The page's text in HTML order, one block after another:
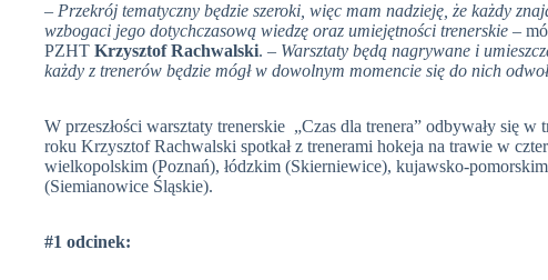
– Przekrój tematyczny będzie szeroki, więc mam nadzieję, że każdy
wzbogaci jego dotychczasową wiedzę oraz umiejętności trenerskie –
PZHT Krzysztof Rachwalski. – Warsztaty będą nagrywane i
każdy z trenerów będzie mógł w dowolnym momencie się do nich
W przeszłości warsztaty trenerskie „Czas dla trenera” odbywały się w
roku Krzysztof Rachwalski spotkał z trenerami hokeja na trawie w
wielkopolskim (Poznań), łódzkim (Skierniewice), kujawsko-
(Siemianowice Śląskie).
#1 odcinek: